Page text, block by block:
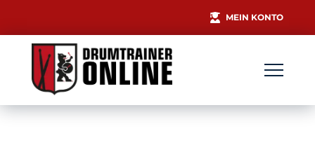
MEIN KONTO